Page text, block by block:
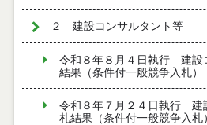
２ 建設コンサルタント等
令和８年８月４日執行 建設
結果（条件付一般競争入札）
令和８年７月２４日執行 建
札結果（条件付一般競争入札